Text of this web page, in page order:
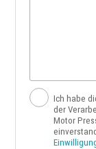
Ich habe
der
Motor